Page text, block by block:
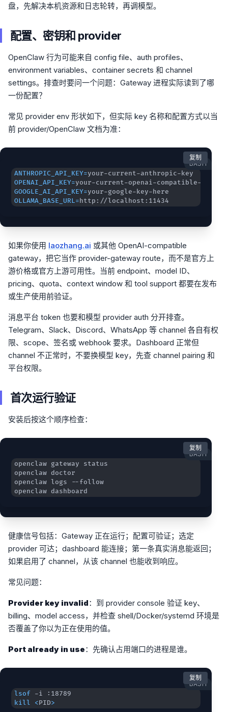
盘，先解决本机资源和日志轮转，再调模型。
配置、密钥和 provider
OpenClaw 行为可能来自 config file、auth profiles、
environment variables、container secrets 和 channel
settings。排查时要问一个问题：Gateway 进程实际读到了哪
一份配置？
常见 provider env 形状如下，但实际 key 名称和配置方式以当
前 provider/OpenClaw 文档为准：
BASH
ANTHROPIC_API_KEY=
OPENAI_API_KEY=
GOOGLE_AI_API_KEY=
OLLAMA_BASE_URL=http://localhost:11434
复制
如果你使用 laozhang.ai 或其他 OpenAI-compatible
gateway，把它当作 provider-gateway route，而不是官方上
游价格或官方上游可用性。当前 endpoint、model ID、
pricing、quota、context window 和 tool support 都要在发布
或生产使用前验证。
消息平台 token 也要和模型 provider auth 分开排查。
Telegram、Slack、Discord、WhatsApp 等 channel 各自有权
限、scope、签名或 webhook 要求。Dashboard 正常但
channel 不正常时，不要换模型 key，先查 channel pairing 和
平台权限。
首次运行验证
安装后按这个顺序检查：
BASH
openclaw dashboard
复制
健康信号包括：Gateway 正在运行；配置可验证；选定
provider 可达；dashboard 能连接；第一条真实消息能返回；
如果启用了 channel，从该 channel 也能收到响应。
常见问题：
Provider key invalid：到 provider console 验证 key、
billing、model access，并检查 shell/Docker/systemd 环境是
否覆盖了你以为正在使用的值。
Port already in use：先确认占用端口的进程是谁。
BASH
lsof
kill
<PID>
复制